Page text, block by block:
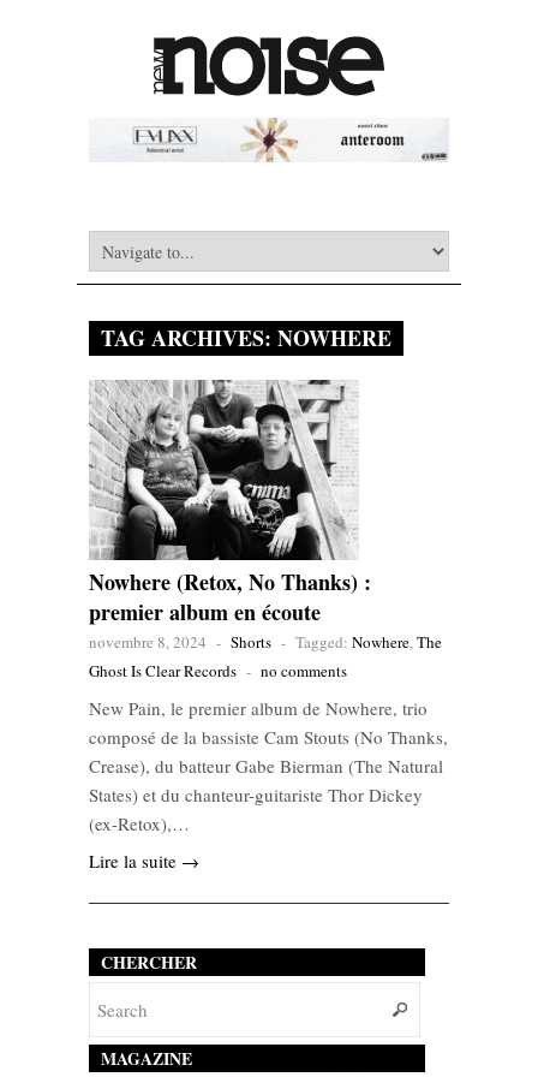
TAG ARCHIVES: NOWHERE
Nowhere (Retox, No Thanks) :
premier album en écoute
novembre 8, 2024 - Shorts - Tagged: Nowhere,The
Ghost Is Clear Records - no comments
New Pain, le premier album de Nowhere, trio
composé de la bassiste Cam Stouts (No Thanks,
Crease), du batteur Gabe Bierman (The Natural
States) et du chanteur-guitariste Thor Dickey
(ex-Retox),…
Lire la suite →
CHERCHER
MAGAZINE